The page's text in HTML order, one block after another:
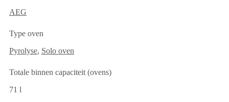
AEG
Type oven
Pyrolyse, Solo oven
Totale binnen capaciteit (ovens)
71 l